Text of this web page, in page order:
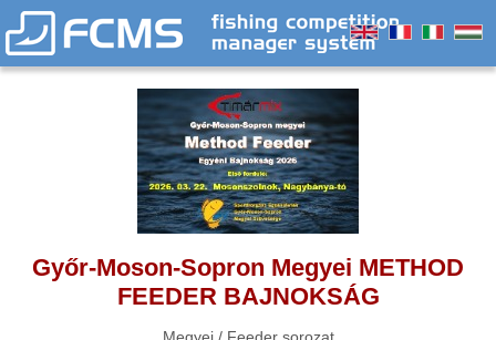
Győr-Moson-Sopron Megyei METHOD
FEEDER BAJNOKSÁG